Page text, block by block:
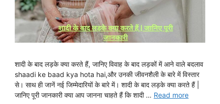
शादी के बाद लड़के क्या करते हैं, जानिए विवाह के बाद लड़कों में आने वाले बदलाव
shaadi ke baad kya hota hai,और उनकी जीवनशैली के बारे में विस्तार
से। साथ ही जानें नई जिम्मेदारियों के बारे में। शादी के बाद लड़के क्या करते हैं |
जानिए पूरी जानकारी क्या आप जानना चाहते हैं कि शादी … Read more